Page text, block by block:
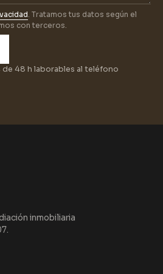
. Tratamos tus datos según el
con terceros.
48 h laborables al teléfono
inmobiliaria